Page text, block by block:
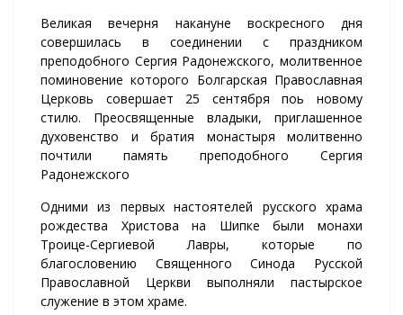
Великая вечерня накануне воскресного дня
совершилась в соединении с праздником
преподобного Сергия Радонежского, молитвенное
поминовение которого Болгарская Православная
Церковь совершает 25 сентября поь новому
стилю. Преосвященные владыки, приглашенное
духовенство и братия монастыря молитвенно
почтили память преподобного Сергия
Радонежского
Одними из первых настоятелей русского храма
рождества Христова на Шипке были монахи
Троице-Сергиевой Лавры, которые по
благословению Священного Синода Русской
Православной Церкви выполняли пастырское
служение в этом храме.